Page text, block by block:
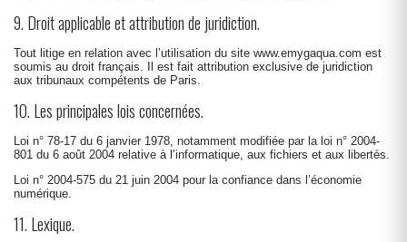
9. Droit applicable et attribution de juridiction.
Tout litige en relation avec l’utilisation du site www.emygaqua.com est
soumis au droit français. Il est fait attribution exclusive de juridiction
aux tribunaux compétents de Paris.
10. Les principales lois concernées.
Loi n° 78-17 du 6 janvier 1978, notamment modifiée par la loi n° 2004-
801 du 6 août 2004 relative à l’informatique, aux fichiers et aux libertés.
Loi n° 2004-575 du 21 juin 2004 pour la confiance dans l’économie
numérique.
11. Lexique.